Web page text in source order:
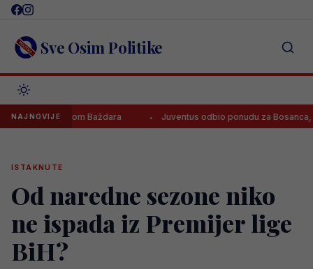
Skip
content Sve Osim Politike
NAJNOVIJE
prodajom Baždara Juventus odbio ponudu za Bosanca, imaju
ISTAKNUTE
Od naredne sezone niko
ne ispada iz Premijer lige
BiH?